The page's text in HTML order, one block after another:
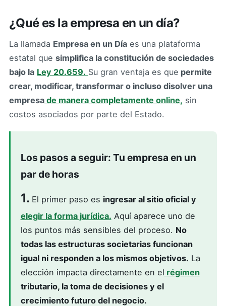
¿Qué es la empresa en un día?
La llamada Empresa en un Día es una plataforma
estatal que simplifica la constitución de sociedades
bajo la Ley 20.659. Su gran ventaja es que permite
crear, modificar, transformar o incluso disolver una
empresa de manera completamente online, sin
costos asociados por parte del Estado.
Los pasos a seguir: Tu empresa en un
par de horas
1. El primer paso es ingresar al sitio oficial y
elegir la forma jurídica. Aquí aparece uno de
los puntos más sensibles del proceso. No
todas las estructuras societarias funcionan
igual ni responden a los mismos objetivos. La
elección impacta directamente en el régimen
tributario, la toma de decisiones y el
crecimiento futuro del negocio.